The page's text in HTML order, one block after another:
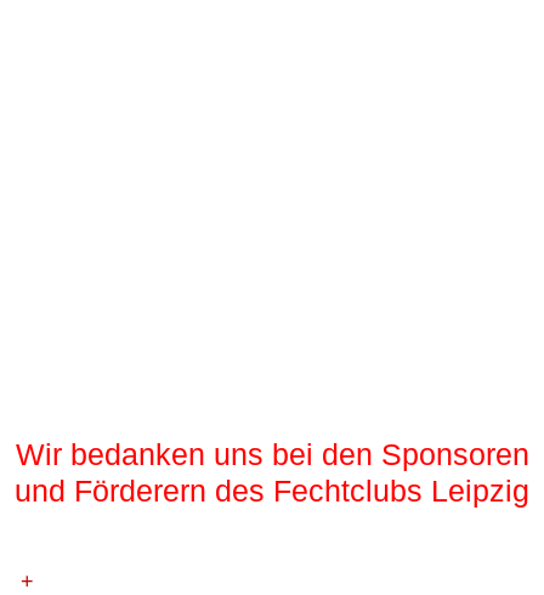
Wir bedanken uns bei den Sponsoren
und Förderern des Fechtclubs Leipzig
+